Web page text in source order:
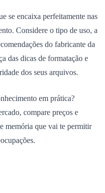
se encaixa perfeitamente nas
Considere o tipo de uso, a
do fabricante da
das dicas de formatação e
dos seus arquivos.
em prática?
compare preços e
memória que vai te permitir